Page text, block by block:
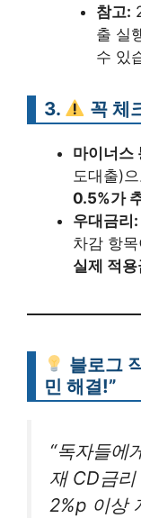
참고:
출 실
수 있
3. 꼭 체
마이너스
도대출)
0.5%가
우대금리:
차감 항
실제 적용
블로그
민 해결!”
“독자들에
재 CD금
2%p 이상